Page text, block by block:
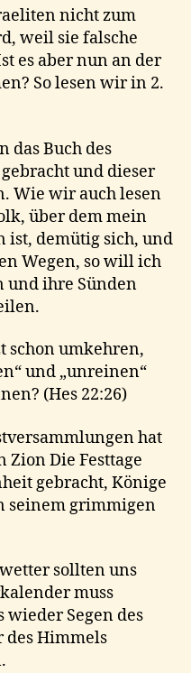
nicht zum
weil sie falsche
es aber nun an der
So lesen wir in 2.
das Buch des
gebracht und dieser
Wie wir auch lesen
über dem mein
ist, demütig sich, und
Wegen, so will ich
und ihre Sünden
schon umkehren,
und „unreinen“
(Hes 22:26)
hat
Zion Die Festtage
gebracht, Könige
seinem grimmigen
sollten uns
muss
wieder Segen des
des Himmels